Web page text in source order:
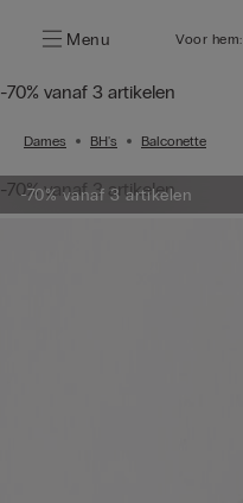
Menu Voor hem:
-70% vanaf 3 artikelen
Dames BH's Balconette
-70% vanaf 3 artikelen
-70% vanaf 3 artikelen